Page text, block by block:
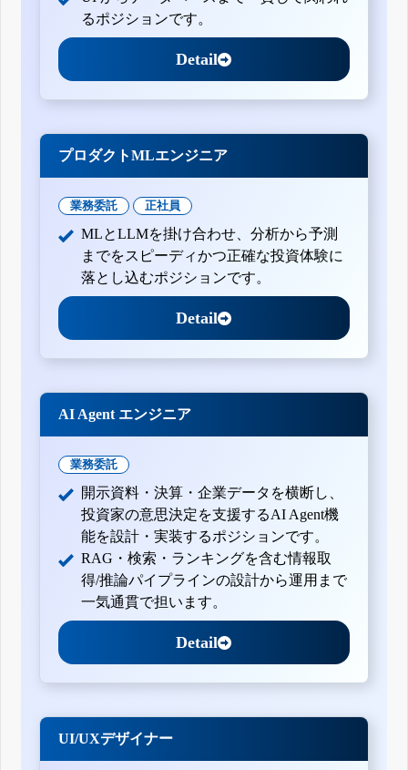
るポジションです。
Detail
プロダクトMLエンジニア
業務委託 正社員
MLとLLMを掛け合わせ、分析から予測
までをスピーディかつ正確な投資体験に
落とし込むポジションです。
Detail
AI Agent エンジニア
業務委託
開示資料・決算・企業データを横断し、
投資家の意思決定を支援するAI Agent機
能を設計・実装するポジションです。
RAG・検索・ランキングを含む情報取
得/推論パイプラインの設計から運用まで
一気通貫で担います。
Detail
UI/UXデザイナー